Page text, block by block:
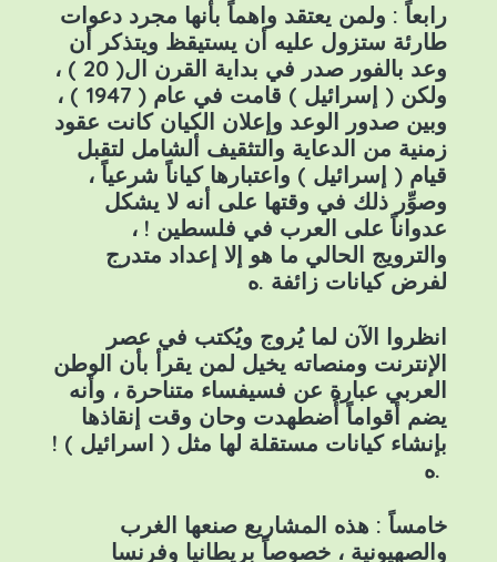
رابعاً : ولمن يعتقد واهماً بأنها مجرد دعوات
طارئة ستزول عليه أن يستيقظ ويتذكر أن
وعد بالفور صدر في بداية القرن ال( 20 ) ،
ولكن ( إسرائيل ) قامت في عام ( 1947 ) ،
وبين صدور الوعد وإعلان الكيان كانت عقود
زمنية من الدعاية والتثقيف ألشامل لتقبل
قيام ( إسرائيل ) واعتبارها كياناً شرعياً ،
وصوِّر ذلك في وقتها على أنه لا يشكل
عدواناً على العرب في فلسطين ! ،
والترويج الحالي ما هو إلا إعداد متدرج
لفرض كيانات زائفة .ه
انظروا الآن لما يُروج ويُكتب في عصر
الإنترنت ومنصاته يخيل لمن يقرأ بأن الوطن
العربي عبارة عن فسيفساء متناحرة ، وأنه
يضم أقواماً أُضطهدت وحان وقت إنقاذها
بإنشاء كيانات مستقلة لها مثل ( اسرائيل ) !
خامساً : هذه المشاريع صنعها الغرب
والصهيونية ، خصوصاً بريطانيا وفرنسا